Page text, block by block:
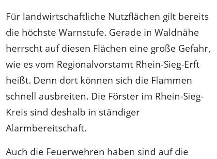
Für landwirtschaftliche Nutzflächen gilt bereits
die höchste Warnstufe. Gerade in Waldnähe
herrscht auf diesen Flächen eine große Gefahr,
wie es vom Regionalvorstamt Rhein-Sieg-Erft
heißt. Denn dort können sich die Flammen
schnell ausbreiten. Die Förster im Rhein-Sieg-
Kreis sind deshalb in ständiger
Alarmbereitschaft.
Auch die Feuerwehren haben sind auf die